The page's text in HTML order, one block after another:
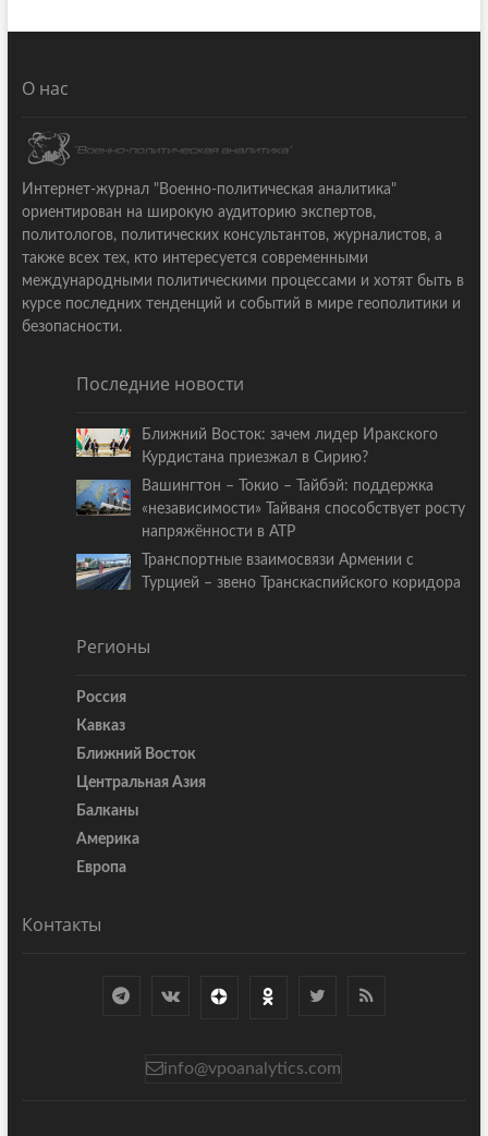
О нас
Интернет-журнал "Военно-политическая аналитика"
ориентирован на широкую аудиторию экспертов,
политологов, политических консультантов, журналистов, а
также всех тех, кто интересуется современными
международными политическими процессами и хотят быть в
курсе последних тенденций и событий в мире геополитики и
безопасности.
Последние новости
Ближний Восток: зачем лидер Иракского
Курдистана приезжал в Сирию?
Вашингтон – Токио – Тайбэй: поддержка
«независимости» Тайваня способствует росту
напряжённости в АТР
Транспортные взаимосвязи Армении с
Турцией – звено Транскаспийского коридора
Регионы
Россия
Кавказ
Ближний Восток
Центральная Азия
Балканы
Америка
Европа
Контакты
info@vpoanalytics.com